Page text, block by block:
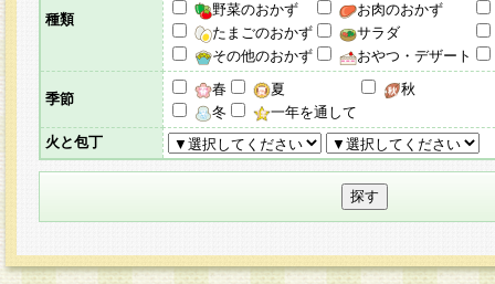
種類
野菜のおかず
お肉のおかず
たまごのおかず
サラダ
その他のおかず
おやつ・デザート
季節
春 夏
秋
冬
一年を通して
火と包丁